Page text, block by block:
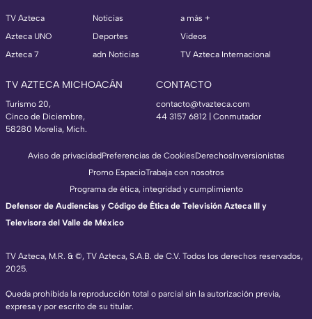
TV Azteca
Azteca UNO
Azteca 7
Noticias
Deportes
adn Noticias
a más +
Videos
TV Azteca Internacional
TV AZTECA MICHOACÁN
Turismo 20,
Cinco de Diciembre,
58280 Morelia, Mich.
CONTACTO
contacto@tvazteca.com
44 3157 6812 | Conmutador
TV Azteca, M.R. & ©, TV Azteca, S.A.B. de C.V. Todos los derechos reservados,
2025.
Queda prohibida la reproducción total o parcial sin la autorización previa,
expresa y por escrito de su titular.
Aviso de privacidadPreferencias de CookiesDerechosInversionistas
Promo EspacioTrabaja con nosotros
Programa de ética, integridad y cumplimiento
Defensor de Audiencias y Código de Ética de Televisión Azteca III y
Televisora del Valle de México